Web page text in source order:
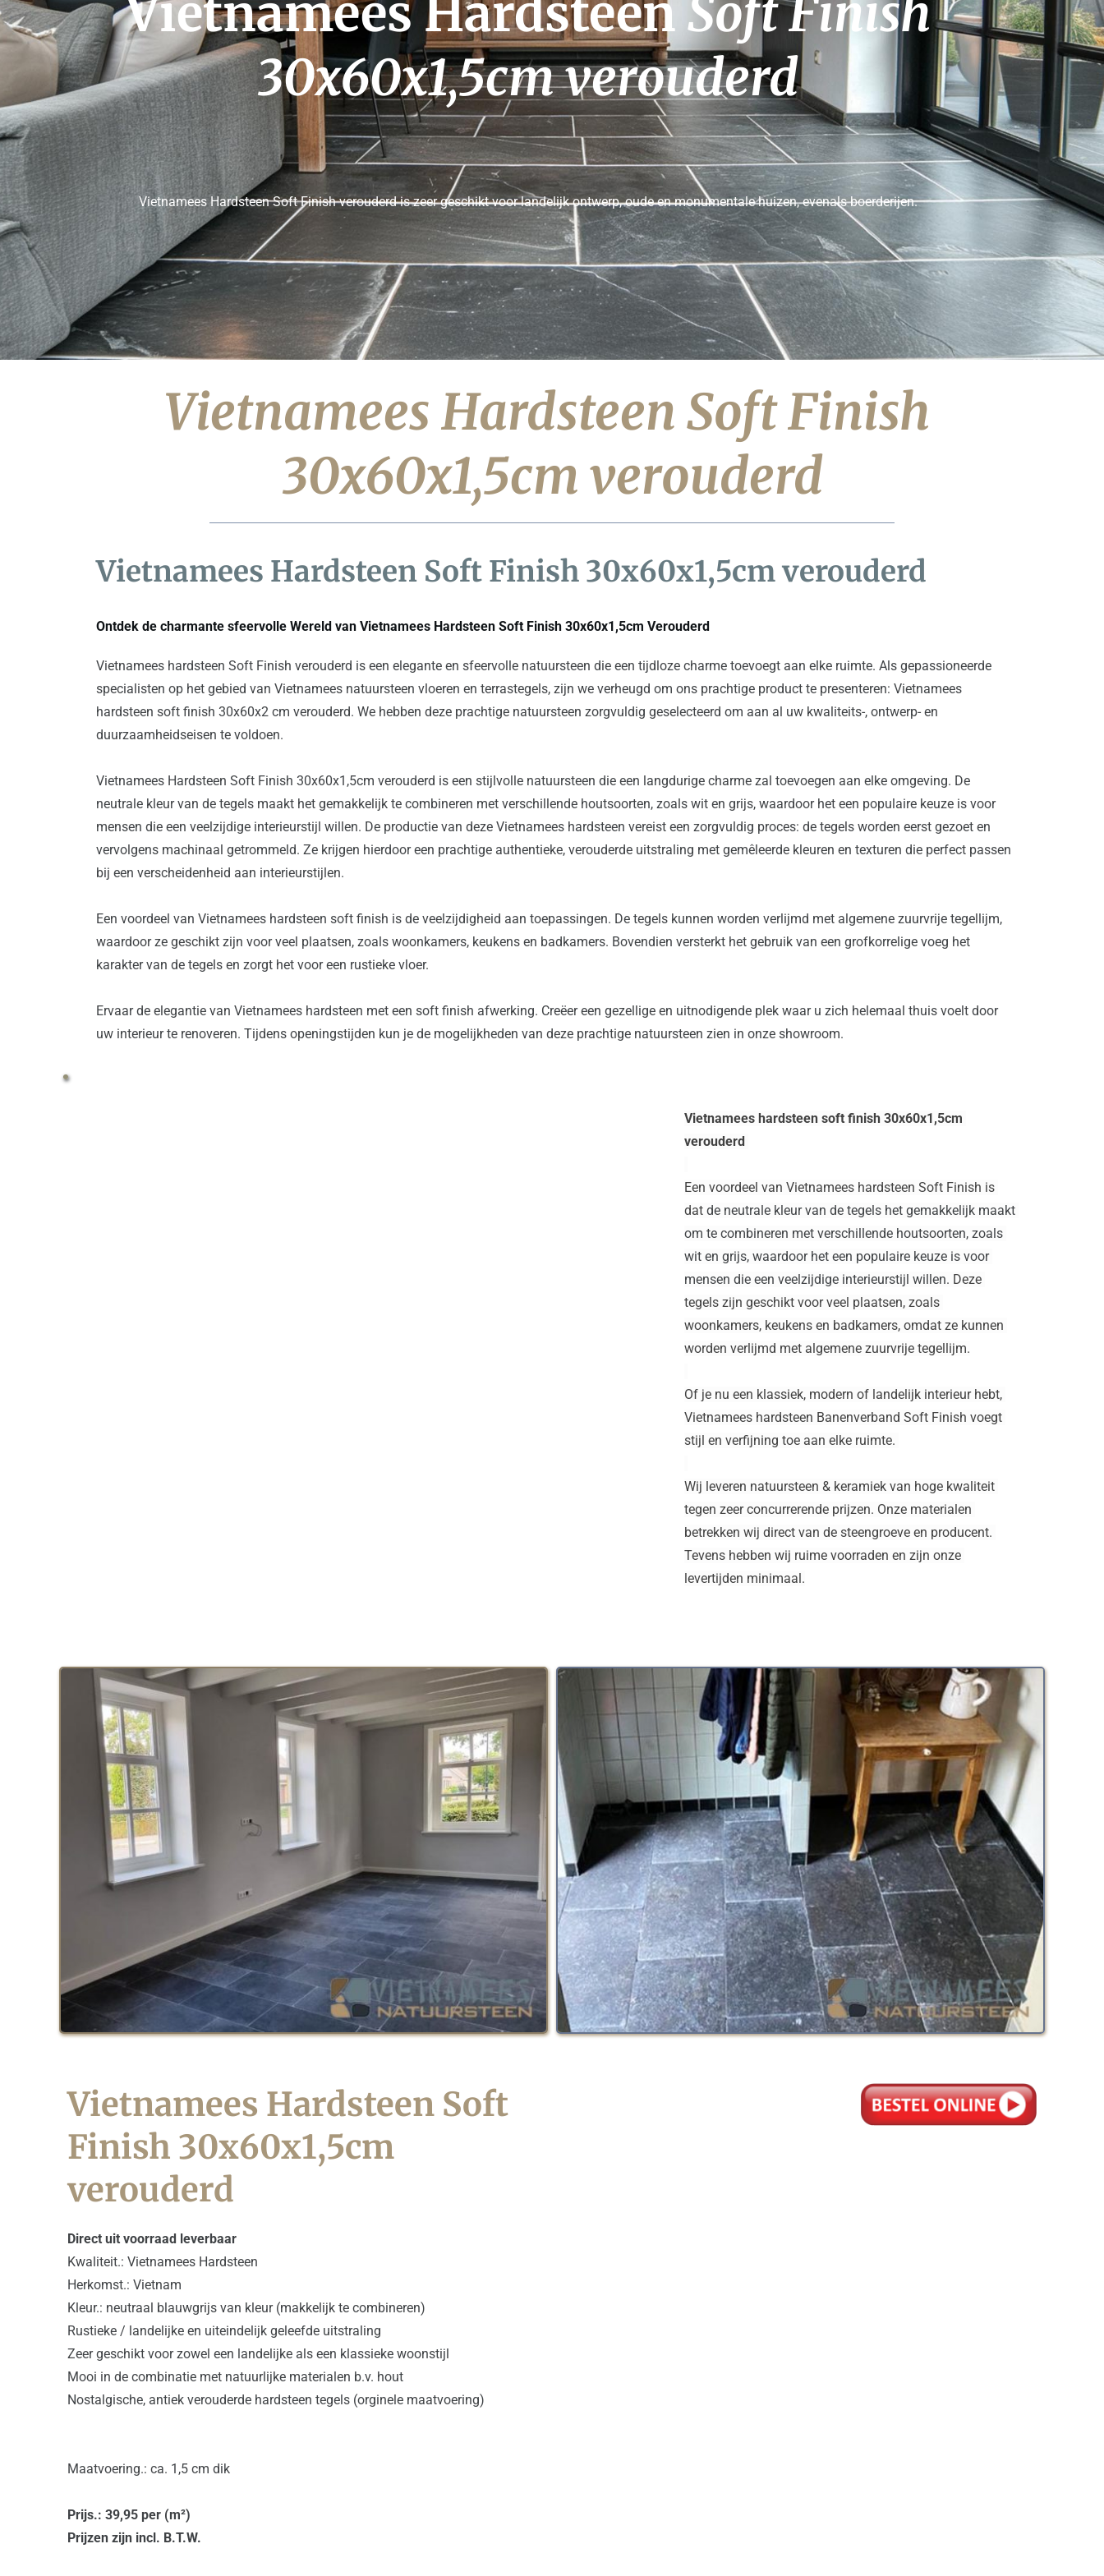
Vietnamees Hardsteen Soft Finish
30x60x1,5cm verouderd
Vietnamees Hardsteen Soft Finish verouderd is zeer geschikt voor landelijk ontwerp, oude en monumentale huizen, evenals boerderijen.
Vietnamees Hardsteen Soft Finish
30x60x1,5cm verouderd
Vietnamees Hardsteen Soft Finish 30x60x1,5cm verouderd
Ontdek de charmante sfeervolle Wereld van Vietnamees Hardsteen Soft Finish 30x60x1,5cm Verouderd
Vietnamees hardsteen Soft Finish verouderd is een elegante en sfeervolle natuursteen die een tijdloze charme toevoegt aan elke ruimte. Als gepassioneerde
specialisten op het gebied van Vietnamees natuursteen vloeren en terrastegels, zijn we verheugd om ons prachtige product te presenteren: Vietnamees
hardsteen soft finish 30x60x2 cm verouderd. We hebben deze prachtige natuursteen zorgvuldig geselecteerd om aan al uw kwaliteits-, ontwerp- en
duurzaamheidseisen te voldoen.
Vietnamees Hardsteen Soft Finish 30x60x1,5cm verouderd is een stijlvolle natuursteen die een langdurige charme zal toevoegen aan elke omgeving. De
neutrale kleur van de tegels maakt het gemakkelijk te combineren met verschillende houtsoorten, zoals wit en grijs, waardoor het een populaire keuze is voor
mensen die een veelzijdige interieurstijl willen. De productie van deze Vietnamees hardsteen vereist een zorgvuldig proces: de tegels worden eerst gezoet en
vervolgens machinaal getrommeld. Ze krijgen hierdoor een prachtige authentieke, verouderde uitstraling met gemêleerde kleuren en texturen die perfect passen
bij een verscheidenheid aan interieurstijlen.
Een voordeel van Vietnamees hardsteen soft finish is de veelzijdigheid aan toepassingen. De tegels kunnen worden verlijmd met algemene zuurvrije tegellijm,
waardoor ze geschikt zijn voor veel plaatsen, zoals woonkamers, keukens en badkamers. Bovendien versterkt het gebruik van een grofkorrelige voeg het
karakter van de tegels en zorgt het voor een rustieke vloer.
Ervaar de elegantie van Vietnamees hardsteen met een soft finish afwerking. Creëer een gezellige en uitnodigende plek waar u zich helemaal thuis voelt door
uw interieur te renoveren. Tijdens openingstijden kun je de mogelijkheden van deze prachtige natuursteen zien in onze showroom.
Vietnamees hardsteen soft finish 30x60x1,5cm
verouderd
Een voordeel van Vietnamees hardsteen Soft Finish is
dat de neutrale kleur van de tegels het gemakkelijk maakt
om te combineren met verschillende houtsoorten, zoals
wit en grijs, waardoor het een populaire keuze is voor
mensen die een veelzijdige interieurstijl willen. Deze
tegels zijn geschikt voor veel plaatsen, zoals
woonkamers, keukens en badkamers, omdat ze kunnen
worden verlijmd met algemene zuurvrije tegellijm.
Of je nu een klassiek, modern of landelijk interieur hebt,
Vietnamees hardsteen Banenverband Soft Finish voegt
stijl en verfijning toe aan elke ruimte.
Wij leveren natuursteen & keramiek van hoge kwaliteit
tegen zeer concurrerende prijzen. Onze materialen
betrekken wij direct van de steengroeve en producent.
Tevens hebben wij ruime voorraden en zijn onze
levertijden minimaal.
Vietnamees Hardsteen Soft
Finish 30x60x1,5cm
verouderd
Direct uit voorraad leverbaar
Kwaliteit.: Vietnamees Hardsteen
Herkomst.: Vietnam
Kleur.: neutraal blauwgrijs van kleur (makkelijk te combineren)
Rustieke / landelijke en uiteindelijk geleefde uitstraling
Zeer geschikt voor zowel een landelijke als een klassieke woonstijl
Mooi in de combinatie met natuurlijke materialen b.v. hout
Nostalgische, antiek verouderde hardsteen tegels (orginele maatvoering)
Maatvoering.: ca. 1,5 cm dik
Prijs.: 39,95 per (m²)
Prijzen zijn incl. B.T.W.